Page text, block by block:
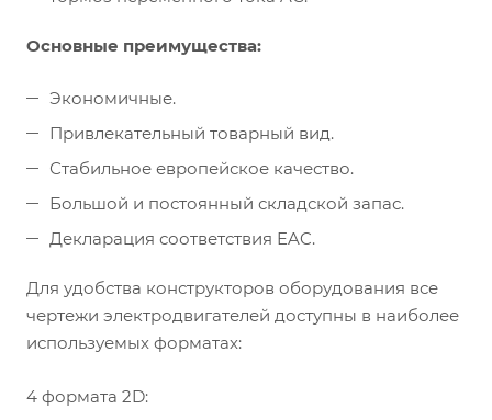
Основные преимущества:
Экономичные.
Привлекательный товарный вид.
Стабильное европейское качество.
Большой и постоянный складской запас.
Декларация соответствия EAC.
Для удобства конструкторов оборудования все
чертежи электродвигателей доступны в наиболее
используемых форматах:
4 формата 2D: